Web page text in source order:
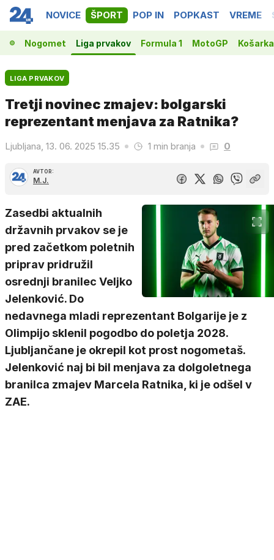
NOVICE ŠPORT POP IN POPKAST VREME
Nogomet Liga prvakov Formula 1 MotoGP Košarka
LIGA PRVAKOV
Tretji novinec zmajev: bolgarski
reprezentant menjava za Ratnika?
Ljubljana, 13. 06. 2025 15.35 1 min branja 0
AVTOR:
M.J.
Zasedbi aktualnih
državnih prvakov se je
pred začetkom poletnih
priprav pridružil
osrednji branilec Veljko
Jelenković. Do
nedavnega mladi reprezentant Bolgarije je z
Olimpijo sklenil pogodbo do poletja 2028.
Ljubljančane je okrepil kot prost nogometaš.
Jelenković naj bi bil menjava za dolgoletnega
branilca zmajev Marcela Ratnika, ki je odšel v
ZAE.